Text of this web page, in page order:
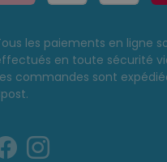
les paiements en ligne
en toute sécurité
commandes sont